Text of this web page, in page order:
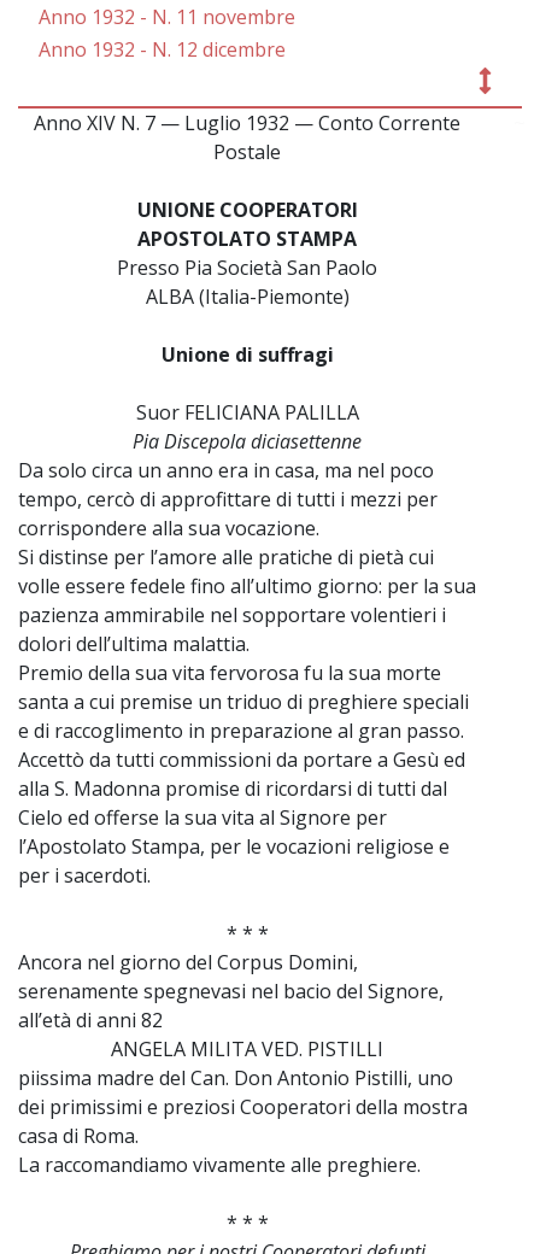
Anno 1932 - N. 11 novembre
Anno 1932 - N. 12 dicembre
Anno XIV N. 7 — Luglio 1932 — Conto Corrente
Postale
UNIONE COOPERATORI
APOSTOLATO STAMPA
Presso Pia Società San Paolo
ALBA (Italia-Piemonte)
Unione di suffragi
Suor FELICIANA PALILLA
Pia Discepola diciasettenne
Da solo circa un anno era in casa, ma nel poco
tempo, cercò di approfittare di tutti i mezzi per
corrispondere alla sua vocazione.
Si distinse per l’amore alle pratiche di pietà cui
volle essere fedele fino all’ultimo giorno: per la sua
pazienza ammirabile nel sopportare volentieri i
dolori dell’ultima malattia.
Premio della sua vita fervorosa fu la sua morte
santa a cui premise un triduo di preghiere speciali
e di raccoglimento in preparazione al gran passo.
Accettò da tutti commissioni da portare a Gesù ed
alla S. Madonna promise di ricordarsi di tutti dal
Cielo ed offerse la sua vita al Signore per
l’Apostolato Stampa, per le vocazioni religiose e
per i sacerdoti.
* * *
Ancora nel giorno del Corpus Domini,
serenamente spegnevasi nel bacio del Signore,
all’età di anni 82
ANGELA MILITA VED. PISTILLI
piissima madre del Can. Don Antonio Pistilli, uno
dei primissimi e preziosi Cooperatori della mostra
casa di Roma.
La raccomandiamo vivamente alle preghiere.
* * *